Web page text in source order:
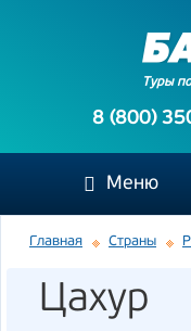
Туры
8 (800)
Меню
Главная Страны
Цахур